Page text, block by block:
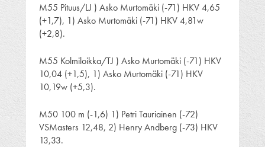
M55 Pituus/LJ ) Asko Murtomäki (-71) HKV 4,65
(+1,7), 1) Asko Murtomäki (-71) HKV 4,81w
(+2,8).
M55 Kolmiloikka/TJ ) Asko Murtomäki (-71) HKV
10,04 (+1,5), 1) Asko Murtomäki (-71) HKV
10,19w (+5,3).
M50 100 m (-1,6) 1) Petri Tauriainen (-72)
VSMasters 12,48, 2) Henry Andberg (-73) HKV
13,33.